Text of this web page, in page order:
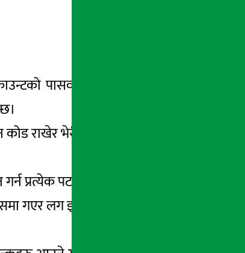
पासवर्ड बिर्सनुभयो भने फेसबुकले
राखेर भेरीफिकसन गर्नुहोस् ।
प्रत्येक पटक तपाईको फेसबुक खातामा
गएर लग इन अप्रुभल अन गर्नुहोस् ।